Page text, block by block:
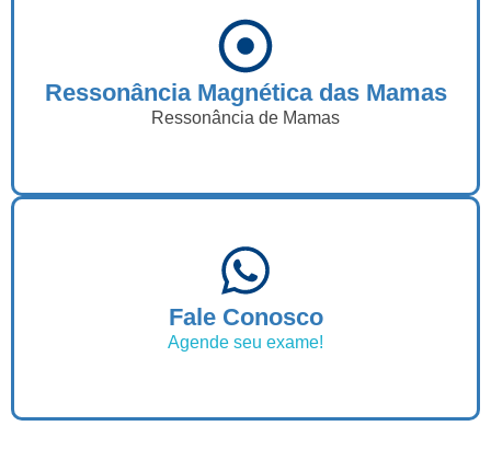
Ressonância Magnética das Mamas
Ressonância de Mamas
Fale Conosco
Agende seu exame!